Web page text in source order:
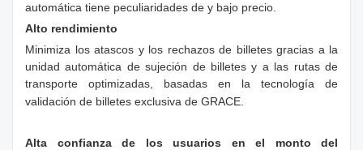
automática tiene peculiaridades de y bajo precio.
Alto rendimiento
Minimiza los atascos y los rechazos de billetes gracias a la
unidad automática de sujeción de billetes y a las rutas de
transporte optimizadas, basadas en la tecnología de
validación de billetes exclusiva de GRACE.
Alta confianza de los usuarios en el monto del